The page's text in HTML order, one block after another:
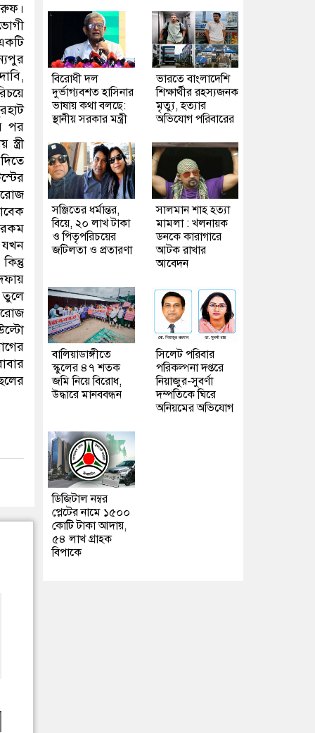
পর
যখন
তুলে
বিরোধী দল
দুর্ভাগ্যবশত হাসিনার
ভাষায় কথা বলছে:
স্থানীয় সরকার মন্ত্রী
ভারতে বাংলাদেশি
শিক্ষার্থীর রহস্যজনক
মৃত্যু, হত্যার
অভিযোগ পরিবারের
সঞ্জিতের ধর্মান্তর,
বিয়ে, ২০ লাখ টাকা
ও পিতৃপরিচয়ের
জটিলতা ও প্রতারণা
সালমান শাহ হত্যা
মামলা : খলনায়ক
ডনকে কারাগারে
আটক রাখার
আবেদন
বালিয়াডাঙ্গীতে
স্কুলের ৪৭ শতক
জমি নিয়ে বিরোধ,
উদ্ধারে মানববন্ধন
সিলেট পরিবার
পরিকল্পনা দপ্তরে
নিয়াজুর-সুবর্ণা
দম্পতিকে ঘিরে
অনিয়মের অভিযোগ
ডিজিটাল নম্বর
প্লেটের নামে ১৫০০
কোটি টাকা আদায়,
৫৪ লাখ গ্রাহক
বিপাকে